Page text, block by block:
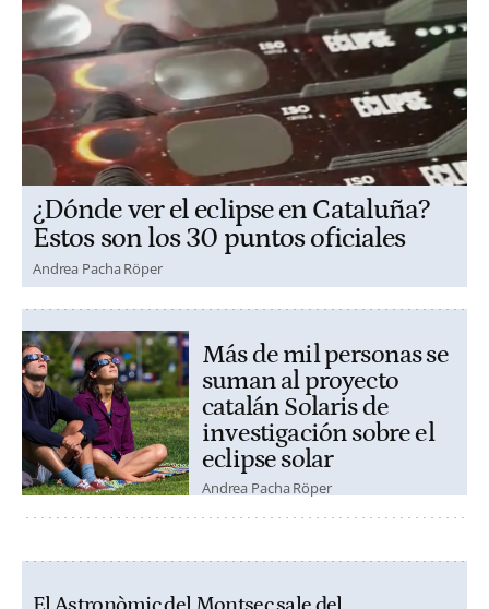
¿Dónde ver el eclipse en Cataluña?
Estos son los 30 puntos oficiales
Andrea Pacha Röper
Más de mil personas se
suman al proyecto
catalán Solaris de
investigación sobre el
eclipse solar
Andrea Pacha Röper